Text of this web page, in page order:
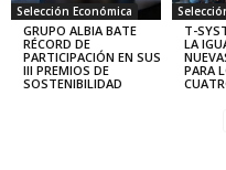
Selección Económica
GRUPO ALBIA BATE
RÉCORD DE
PARTICIPACIÓN EN SUS
III PREMIOS DE
SOSTENIBILIDAD
T-
LA
PARA